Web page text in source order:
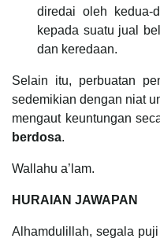
diredai oleh
kepada suatu jual
dan keredaan.
Selain itu, perbuatan
sedemikian dengan niat
mengaut keuntungan
berdosa.
Wallahu a’lam.
HURAIAN JAWAPAN
Alhamdulillah, segala